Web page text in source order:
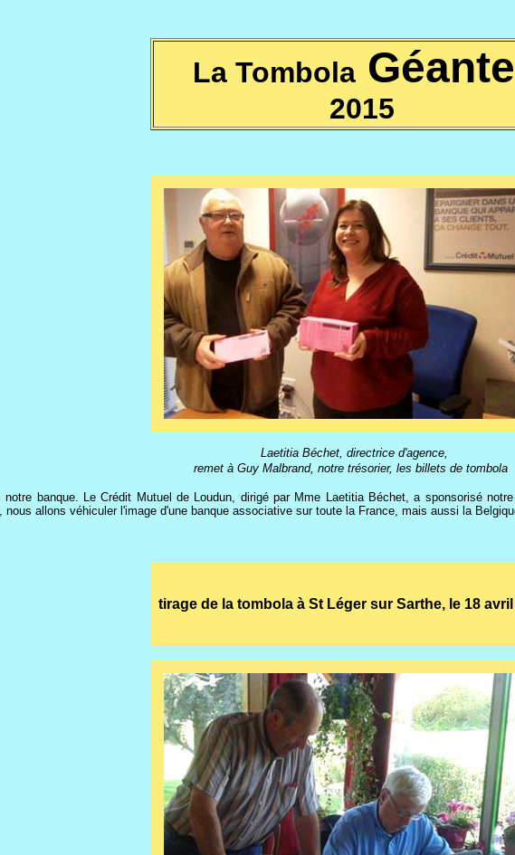
La Tombola Géante
2015
Laetitia Béchet, directrice d'agence,
remet à Guy Malbrand, notre trésorier, les billets de tombola
banque. Le Crédit Mutuel de Loudun, dirigé par Mme Laetitia Béchet, a sponsorisé
allons véhiculer l'image d'une banque associative sur toute la France, mais aussi la
tirage de la tombola à St Léger sur Sarthe, le 18 avril